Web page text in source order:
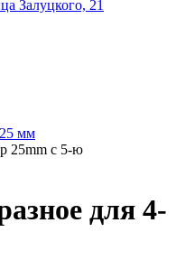
Залуцкого, 21
мм
25mm с 5-ю
для 4-